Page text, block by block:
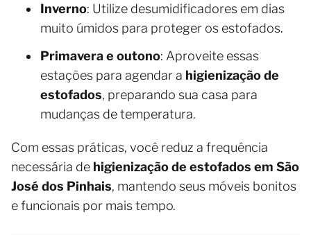
Inverno: Utilize desumidificadores em dias
muito úmidos para proteger os estofados.
Primavera e outono: Aproveite essas
estações para agendar a higienização de
estofados, preparando sua casa para
mudanças de temperatura.
Com essas práticas, você reduz a frequência
necessária de higienização de estofados em São
José dos Pinhais, mantendo seus móveis bonitos
e funcionais por mais tempo.